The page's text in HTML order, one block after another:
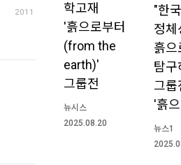
2011
학고재
'흙으로부터
(from the
earth)'
그룹전
뉴시스
2025.08.20
"한
정체
흙으
탐
그룹
'흙
뉴스1